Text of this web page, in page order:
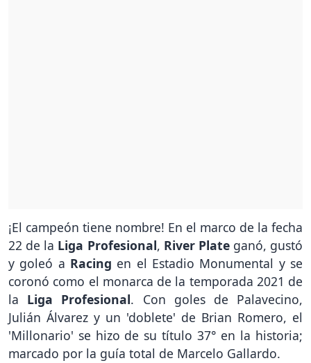
¡El campeón tiene nombre! En el marco de la fecha
22 de la Liga Profesional, River Plateganó, gustó
y goleó a Racing en el Estadio Monumental y se
coronó como el monarca de la temporada 2021 de
la Liga Profesional. Con goles de Palavecino,
Julián Álvarez y un 'doblete' de Brian Romero, el
'Millonario' se hizo de su título 37° en la historia;
marcado por la guía total de Marcelo Gallardo.